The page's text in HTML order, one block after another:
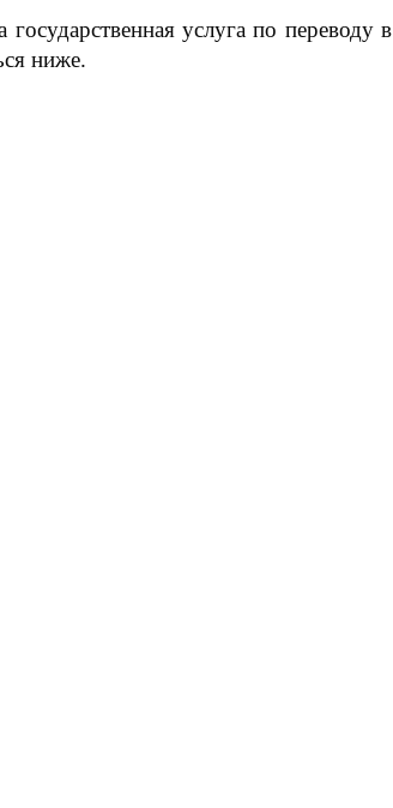
услуга по переводу в
ниже.